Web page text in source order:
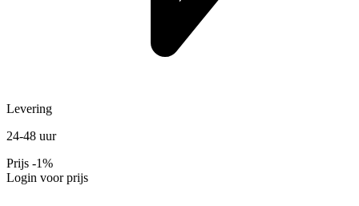
Levering
24-48 uur
Prijs -1%
Login voor prijs